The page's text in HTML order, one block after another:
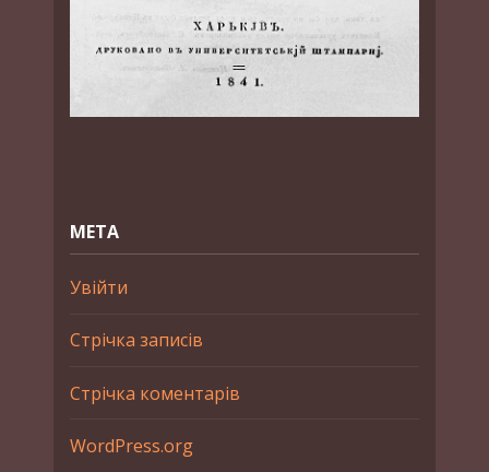
МЕТА
Увійти
Стрічка записів
Стрічка коментарів
WordPress.org